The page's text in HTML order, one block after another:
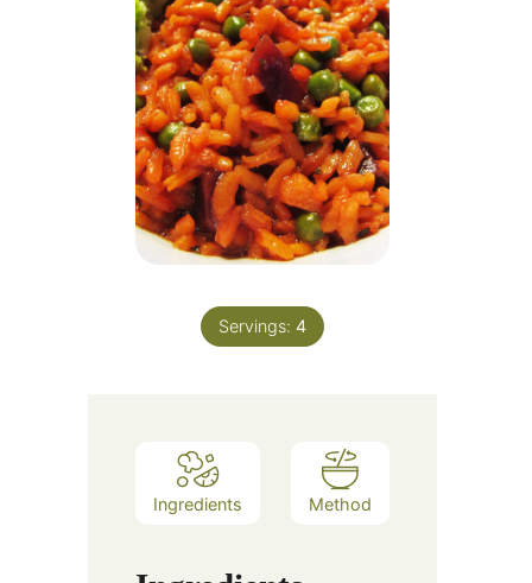
Servings: 4
Ingredients Method